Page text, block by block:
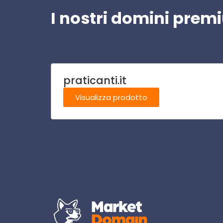
I nostri domini
praticanti.it
Visualizza prodotto